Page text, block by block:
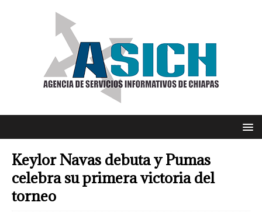
Keylor Navas debuta y Pumas
celebra su primera victoria del
torneo